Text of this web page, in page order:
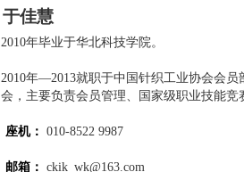
于佳慧
2010年毕业于华北科技学院。
2010年—2013就职于中国针织工业协会会
会，主要负责会员管理、国家级职业技能竞
座机： 010-8522 9987
邮箱： ckik_wk@163.com